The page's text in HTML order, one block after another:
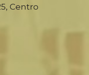
Centro